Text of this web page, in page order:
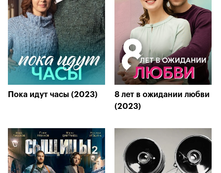
Пока идут часы (2023)
8 лет в ожидании любви
(2023)